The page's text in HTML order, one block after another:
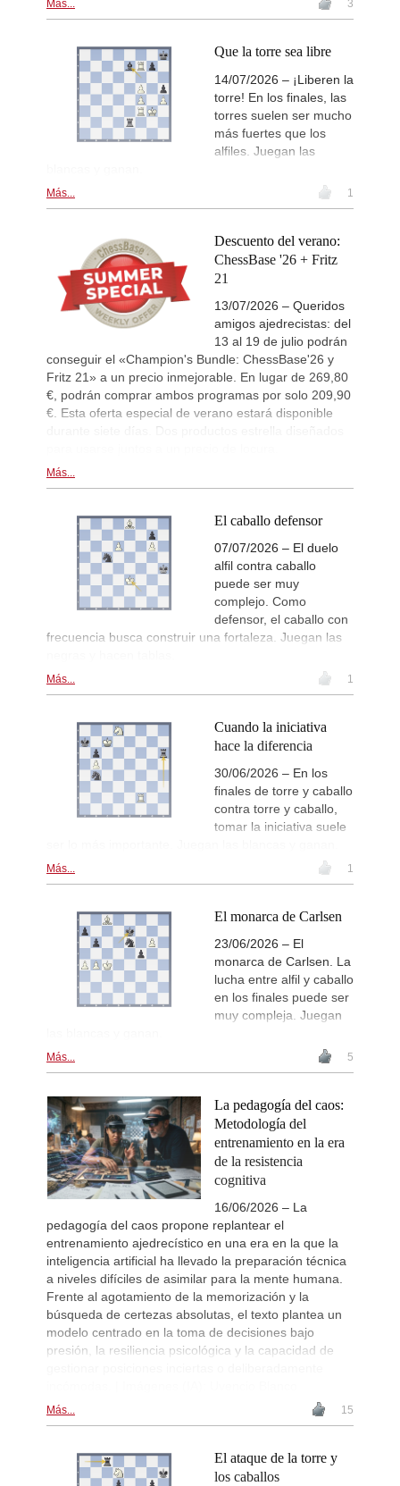
Más... 3
Que la torre sea libre
14/07/2026 – ¡Liberen la
torre! En los finales, las
torres suelen ser mucho
más fuertes que los
alfiles. Juegan las
Más... 1
Descuento del verano:
ChessBase '26 + Fritz
21
13/07/2026 – Queridos
amigos ajedrecistas: del
13 al 19 de julio podrán
conseguir el «Champion's Bundle: ChessBase'26 y
Fritz 21» a un precio inmejorable. En lugar de 269,80
€, podrán comprar ambos programas por solo 209,90
€. Esta oferta especial de verano estará disponible
durante siete días. Dos productos estrella diseñados
Más...
El caballo defensor
07/07/2026 – El duelo
alfil contra caballo
puede ser muy
complejo. Como
defensor, el caballo con
frecuencia busca construir una fortaleza. Juegan las
Más... 1
Cuando la iniciativa
hace la diferencia
30/06/2026 – En los
finales de torre y caballo
contra torre y caballo,
tomar la iniciativa suele
Más... 1
El monarca de Carlsen
23/06/2026 – El
monarca de Carlsen. La
lucha entre alfil y caballo
en los finales puede ser
muy compleja. Juegan
Más... 5
La pedagogía del caos:
Metodología del
entrenamiento en la era
de la resistencia
cognitiva
16/06/2026 – La
pedagogía del caos propone replantear el
entrenamiento ajedrecístico en una era en la que la
inteligencia artificial ha llevado la preparación técnica
a niveles difíciles de asimilar para la mente humana.
Frente al agotamiento de la memorización y la
búsqueda de certezas absolutas, el texto plantea un
modelo centrado en la toma de decisiones bajo
presión, la resiliencia psicológica y la capacidad de
Más... 15
El ataque de la torre y
los caballos